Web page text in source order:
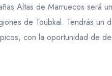
Altas de Marruecos será
de Toubkal. Tendrás un
con la oportunidad de